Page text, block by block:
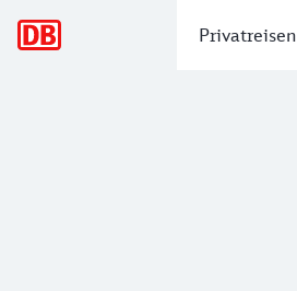
Privatreisen